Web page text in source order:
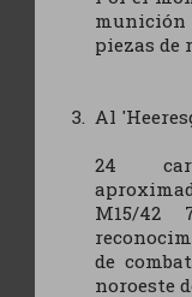
piezas de
Al
24
M15/
de
noroeste